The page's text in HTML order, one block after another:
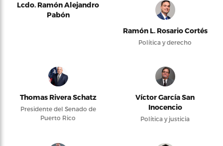
Lcdo. Ramón Alejandro
Pabón
Ramón L. Rosario Cortés
Política y derecho
Thomas Rivera Schatz
Presidente del Senado de
Puerto Rico
Víctor García San
Inocencio
Política y justicia